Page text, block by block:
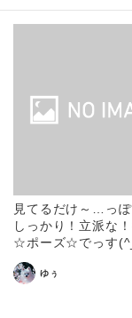
見てるだけ～…っぽ
しっかり！立派な
☆ポーズ☆でっす
ゆぅ